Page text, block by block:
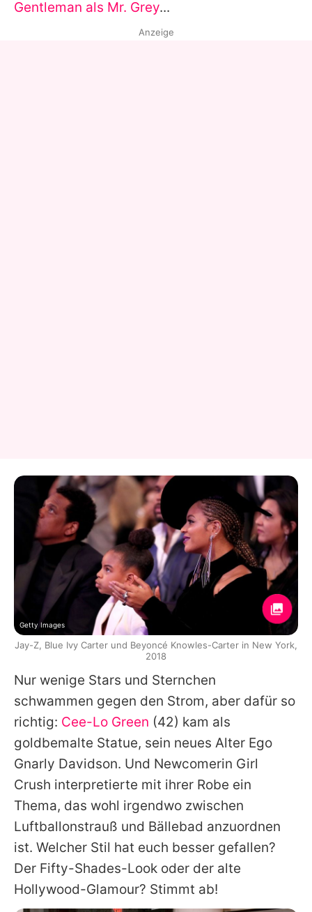
Gentleman als Mr. Grey...
Nur wenige Stars und Sternchen
schwammen gegen den Strom, aber dafür so
richtig: Cee-Lo Green (42) kam als
goldbemalte Statue, sein neues Alter Ego
Gnarly Davidson. Und Newcomerin Girl
Crush interpretierte mit ihrer Robe ein
Thema, das wohl irgendwo zwischen
Luftballonstrauß und Bällebad anzuordnen
ist. Welcher Stil hat euch besser gefallen?
Der Fifty-Shades-Look oder der alte
Hollywood-Glamour? Stimmt ab!
Anzeige
Getty Images
Jay-Z, Blue Ivy Carter und Beyoncé Knowles-Carter in New York,
2018